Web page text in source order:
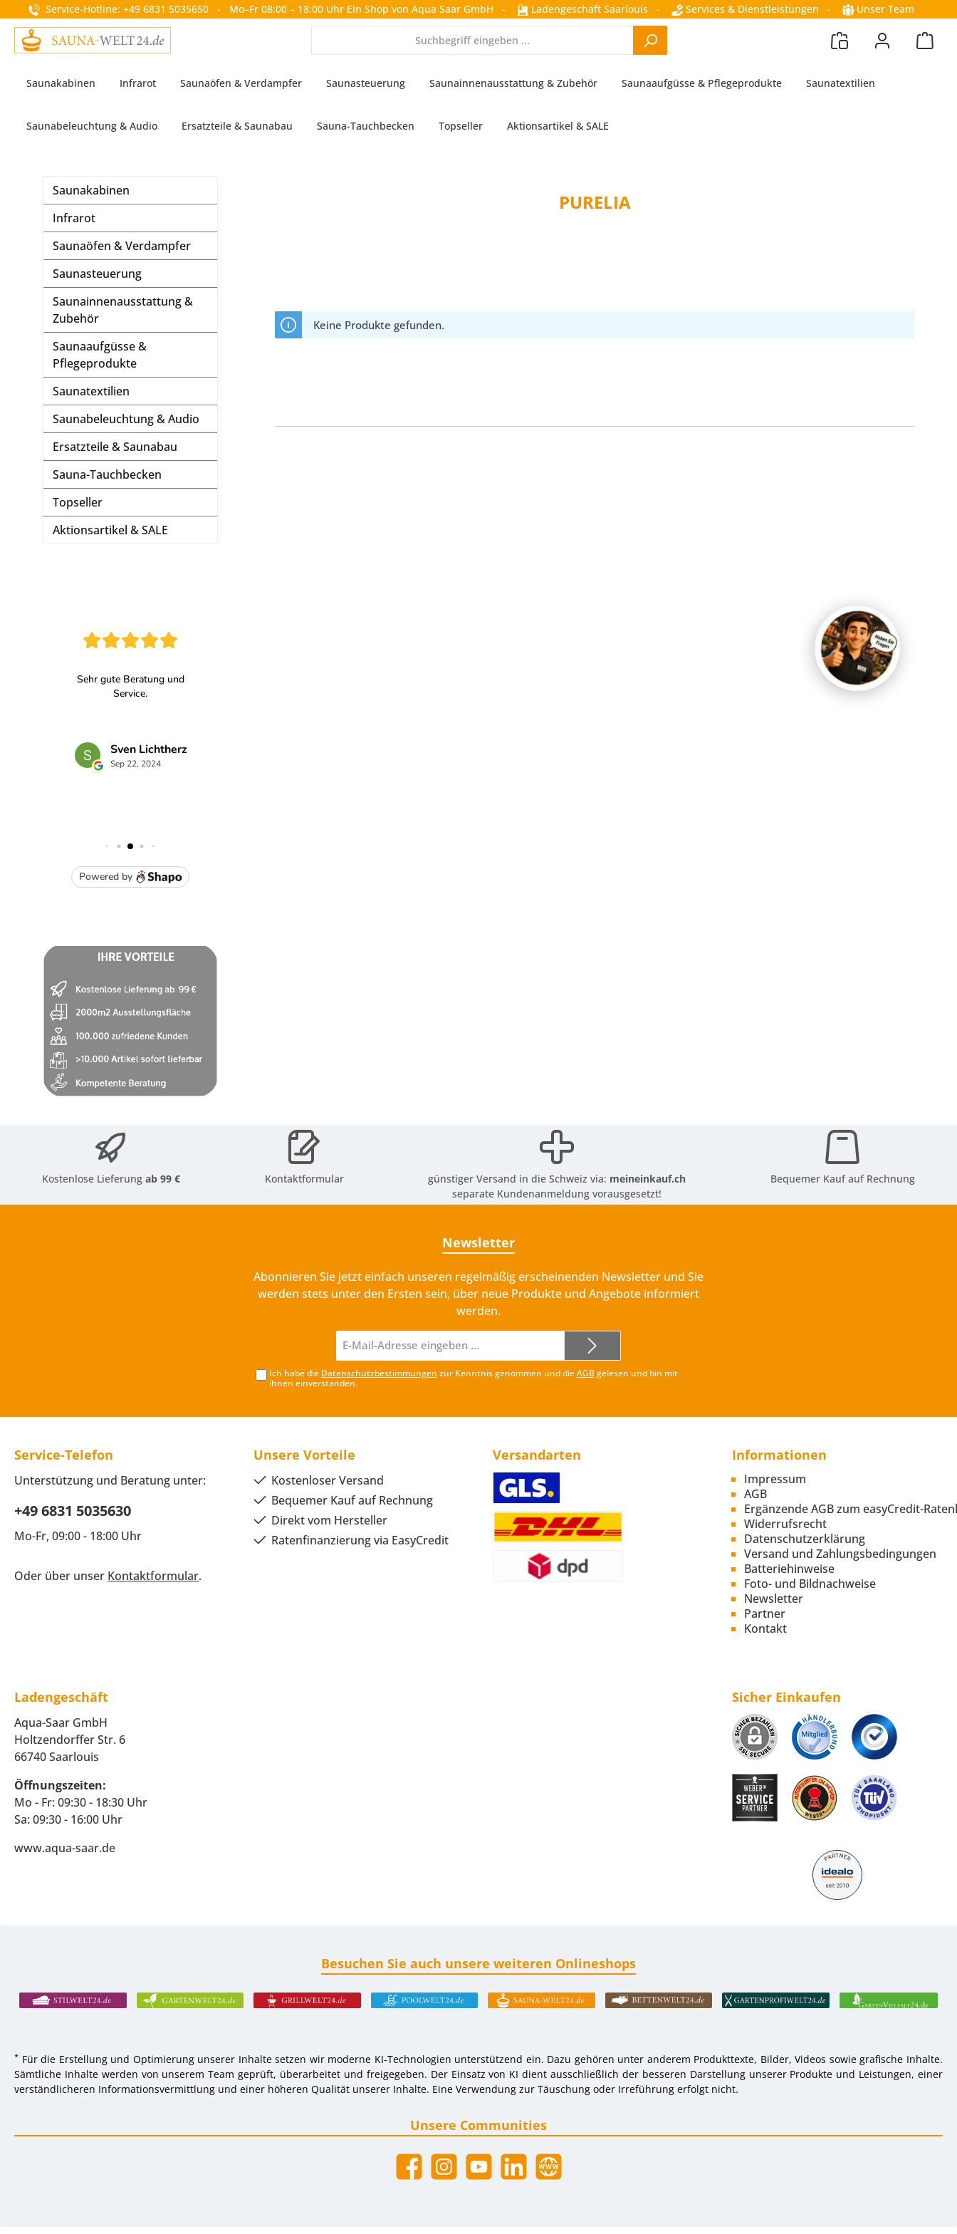
Zur Hauptnavigation springen
Service-Hotline: +49 6831 5035650 - Mo–Fr 08:00 – 18:00 Uhr Ein Shop von Aqua Saar GmbH - Ladengeschäft Saarlouis - Services & Dienstleistungen - Unser Team
Saunakabinen Infrarot Saunaöfen & Verdampfer Saunasteuerung Saunainnenausstattung & Zubehör Saunaaufgüsse & Pflegeprodukte Saunatextilien
Saunabeleuchtung & Audio Ersatzteile & Saunabau Sauna-Tauchbecken Topseller Aktionsartikel & SALE
Saunakabinen
Infrarot
Saunaöfen & Verdampfer
Saunasteuerung
Saunainnenausstattung &
Zubehör
Saunaaufgüsse &
Pflegeprodukte
Saunatextilien
Saunabeleuchtung & Audio
Ersatzteile & Saunabau
Sauna-Tauchbecken
Topseller
Aktionsartikel & SALE
PURELIA
Keine Produkte gefunden.
Kostenlose Lieferungab 99 € Kontaktformular günstiger Versand in die Schweiz via: meineinkauf.ch
separate Kundenanmeldung vorausgesetzt!
Bequemer Kauf auf Rechnung
Newsletter
Abonnieren Sie jetzt einfach unseren regelmäßig erscheinenden Newsletter und Sie
werden stets unter den Ersten sein, über neue Produkte und Angebote informiert
werden.
Mail-
Adresse*
Ich habe die Datenschutzbestimmungen zur Kenntnis genommen und dieAGBgelesen und bin mit
ihnen einverstanden.
Service-Telefon
Unterstützung und Beratung unter:
+49 6831 5035630
Mo-Fr, 09:00 - 18:00 Uhr
Oder über unser Kontaktformular.
Unsere Vorteile
Kostenloser Versand
Bequemer Kauf auf Rechnung
Direkt vom Hersteller
Ratenfinanzierung via EasyCredit
Versandarten Informationen
Impressum
AGB
Ergänzende AGB zum easyCredit-
Widerrufsrecht
Datenschutzerklärung
Versand und Zahlungsbedingungen
Batteriehinweise
Foto- und Bildnachweise
Newsletter
Partner
Kontakt
Ladengeschäft
Aqua-Saar GmbH
Holtzendorffer Str. 6
66740 Saarlouis
Öffnungszeiten:
Mo - Fr: 09:30 - 18:30 Uhr
Sa: 09:30 - 16:00 Uhr
www.aqua-saar.de
Sicher Einkaufen
Besuchen Sie auch unsere weiteren Onlineshops
* Für die Erstellung und Optimierung unserer Inhalte setzen wir moderne KI-Technologien unterstützend ein. Dazu gehören unter anderem Produkttexte, Bilder, Videos sowie grafische Inhalte.
Sämtliche Inhalte werden von unserem Team geprüft, überarbeitet und freigegeben. Der Einsatz von KI dient ausschließlich der besseren Darstellung unserer Produkte und Leistungen, einer
verständlicheren Informationsvermittlung und einer höheren Qualität unserer Inhalte. Eine Verwendung zur Täuschung oder Irreführung erfolgt nicht.
Unsere Communities
FacebookInstagramYouTubeLinkedInWebsite